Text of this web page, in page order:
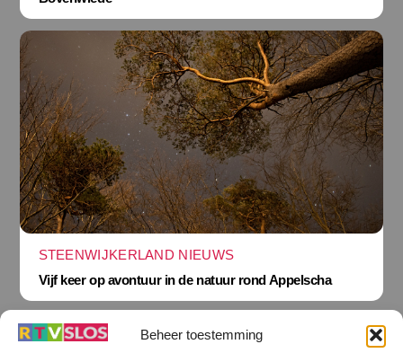
Beheer toestemming
STEENWIJKERLAND NIEUWS
Vijf keer op avontuur in de natuur rond Appelscha